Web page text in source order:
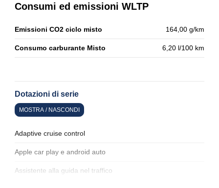
Consumi ed emissioni WLTP
Emissioni CO2 ciclo misto 164,00 g/km
Consumo carburante Misto 6,20 l/100 km
Dotazioni di serie
MOSTRA / NASCONDI
Adaptive cruise control
Apple car play e android auto
Assistente alla guida nel traffico